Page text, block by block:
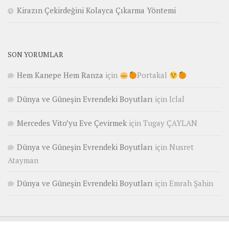
Kirazın Çekirdeğini Kolayca Çıkarma Yöntemi
SON YORUMLAR
Hem Kanepe Hem Ranza için Portakal
Dünya ve Güneşin Evrendeki Boyutları için Iclal
Mercedes Vito’yu Eve Çevirmek için Tugay ÇAYLAN
Dünya ve Güneşin Evrendeki Boyutları için Nusret
Atayman
Dünya ve Güneşin Evrendeki Boyutları için Emrah Şahin